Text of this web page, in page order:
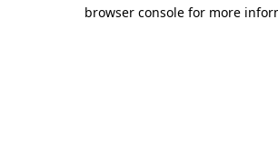
browser console for more